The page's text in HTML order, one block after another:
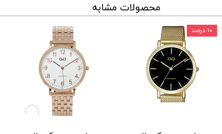
محصولات مشابه
۱۰ درصد